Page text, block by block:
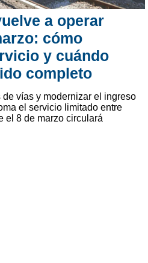
a operar
cómo
y cuándo
completo
vías y modernizar el ingreso
el servicio limitado entre
el 8 de marzo circulará